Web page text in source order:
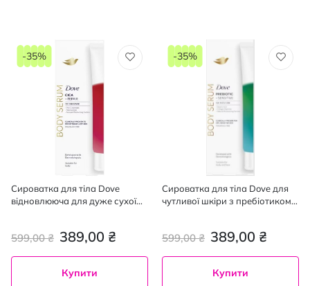
Сироватка для тіла Dove
відновлююча для дуже сухої
389,00 ₴
599,00 ₴
-35%
Купити
Сироватка для тіла Dove для
чутливої шкіри з пребіотиком
389,00 ₴
599,00 ₴
-35%
Купити